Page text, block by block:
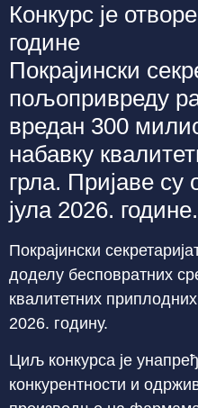
Конкурс је
године
Покрајински
пољопривреду
вредан 300
набавку
грла. Пријаве су
јула 2026. године.
Покрајински
доделу бесповратних
квалитетних
2026. годину.
Циљ конкурса је
конкурентности и